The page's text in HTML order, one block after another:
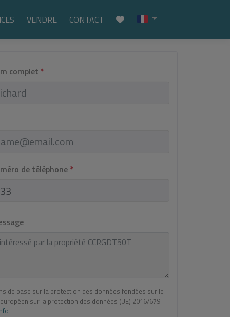
VENDRE CONTACT
complet *
de téléphone *
de base sur la protection des données fondées sur le
sur la protection des données (UE) 2016/679